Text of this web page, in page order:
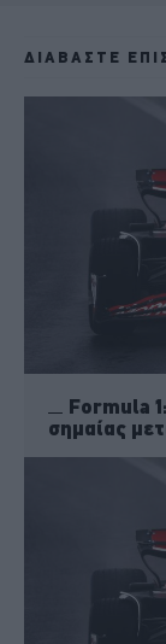
ΔΙΑΒΑΣΤΕ
Formula
σημαίας